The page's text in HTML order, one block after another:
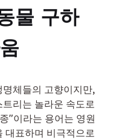
물 구하
체들의 고향이지만,
리는 놀라운 속도로
"이라는 용어는 영원
대표하며 비극적으로